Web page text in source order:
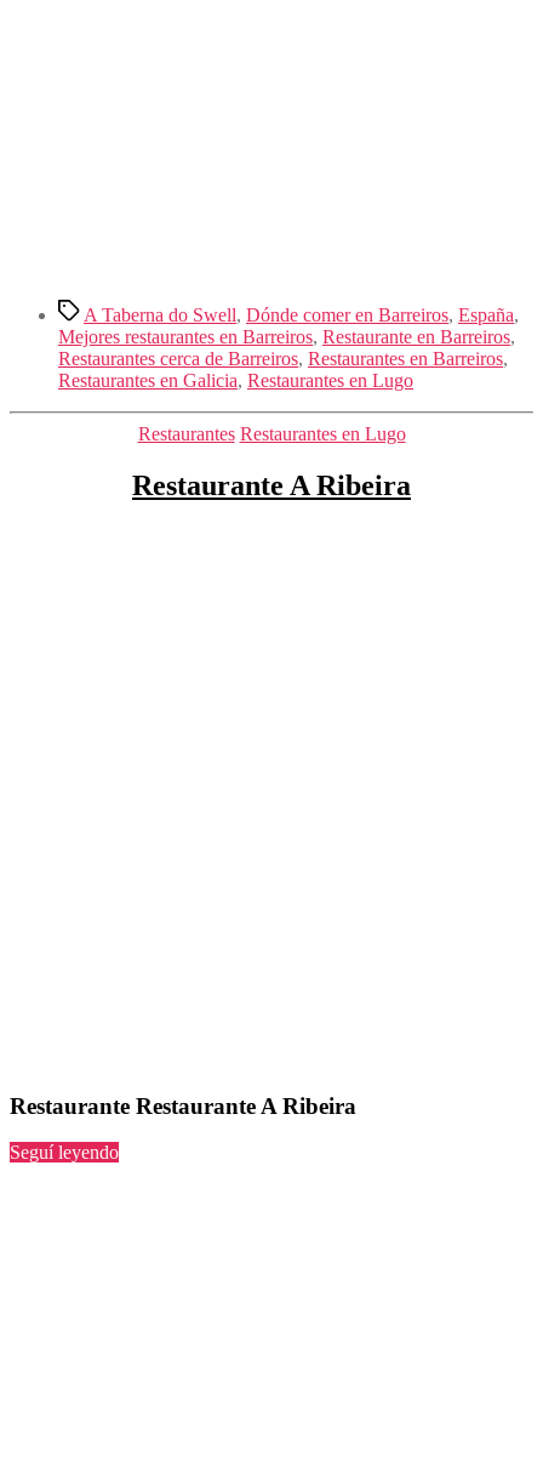
Etiquetas
A Taberna do Swell, Dónde comer en Barreiros, España,
Mejores restaurantes en Barreiros, Restaurante en Barreiros,
Restaurantes cerca de Barreiros, Restaurantes en Barreiros,
Restaurantes en Galicia, Restaurantes en Lugo
Categorías
Restaurantes Restaurantes en Lugo
Restaurante A Ribeira
Restaurante Restaurante A Ribeira
Seguí leyendo“Restaurante